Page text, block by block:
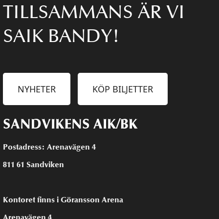
TILLSAMMANS ÄR VI
SAIK BANDY!
NYHETER KÖP BILJETTER
SANDVIKENS AIK/BK
Postadress: Arenavägen 4
811 61 Sandviken
Kontoret finns i Göransson Arena
Arenavägen 4